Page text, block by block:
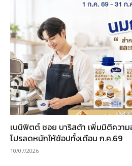
เบนิฟิตต์ ซอย บาริสต้า เพิ่มมิติความ
โปรลดหนักให้ช้อปทั้งเดือน ก.ค.69
10/07/2026